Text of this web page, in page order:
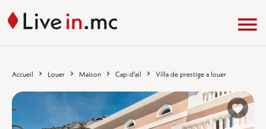
Accueil Louer Maison Cap-d'ail Villa de prestige a louer
%}